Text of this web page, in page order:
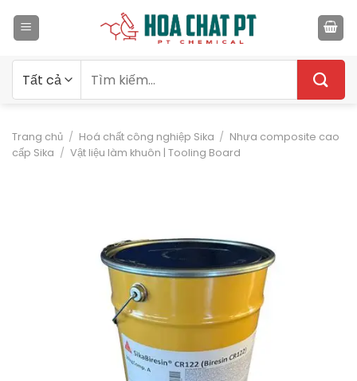
qua
kiếm:
Trang chủ / Hoá chất công nghiệp Sika / Nhựa composite cao
cấp Sika / Vật liệu làm khuôn | Tooling Board